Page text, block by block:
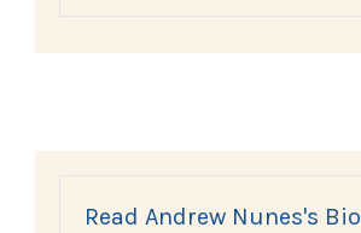
Read Andrew Nunes's Bio